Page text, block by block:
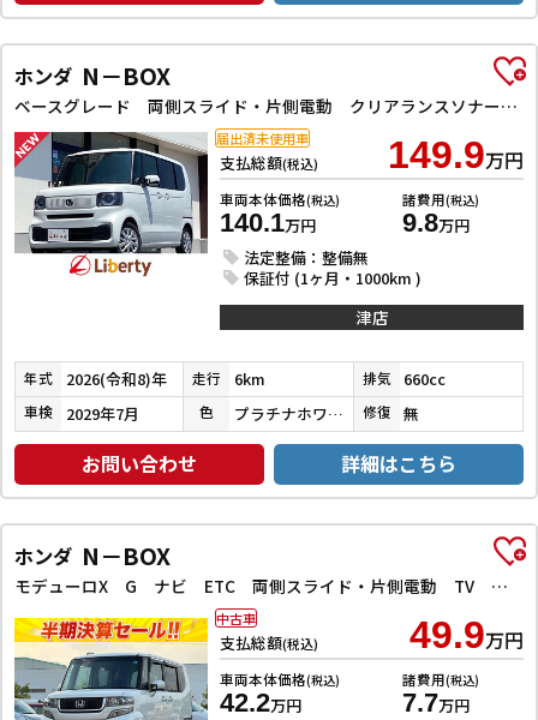
ホンダ N－BOX
ベースグレード 両側スライド・片側電動 クリアランスソナー オートクルーズコントロール レーンアシスト 衝突被害軽減システム オートライト LEDヘッドランプ スマートキー アイドリングストップ
支払総額(税込) 149.9万円
車両本体価格(税込)
140.1万円
諸費用(税込)
9.8万円
法定整備：整備無
保証付 (1ヶ月・1000km )
届出済未使用車
津店
年式 2026(令和8)年 走行 6km 排気 660cc
車検 2029年7月 色 プラチナホワイトパール 修復 無
お問い合わせ 詳細はこちら
ホンダ N－BOX
モデューロX G ナビ ETC 両側スライド・片側電動 TV オートライト スマートキー アイドリングストップ 電動格納ミラー ベンチシート CVT ESC アルミホイール エアコン パワーウィンドウ 運転席エアバッグ
支払総額(税込) 49.9万円
車両本体価格(税込)
42.2万円
諸費用(税込)
7.7万円
中古車